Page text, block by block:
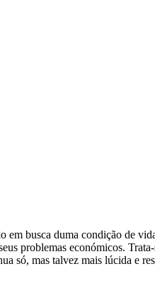
busca duma condição de
problemas económicos.
só, mas talvez mais lúcida e